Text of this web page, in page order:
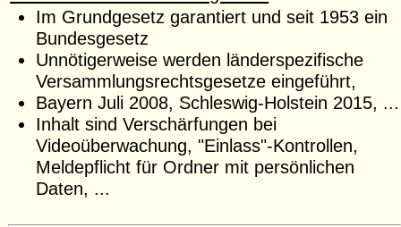
Im Grundgesetz garantiert und seit 1953 ein
Bundesgesetz
Unnötigerweise werden länderspezifische
Versammlungsrechtsgesetze eingeführt,
Bayern Juli 2008, Schleswig-Holstein 2015, ...
Inhalt sind Verschärfungen bei
Videoüberwachung, "Einlass"-Kontrollen,
Meldepflicht für Ordner mit persönlichen
Daten, ...